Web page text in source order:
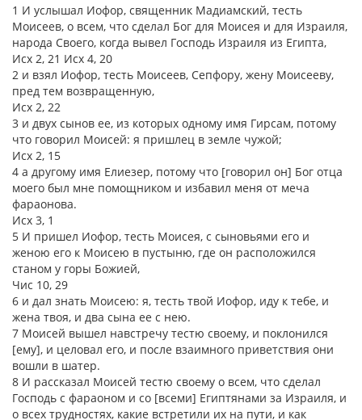
1 И услышал Иофор, священник Мадиамский, тесть
Моисеев, о всем, что сделал Бог для Моисея и для Израиля,
народа Своего, когда вывел Господь Израиля из Египта,
Исх 2, 21 Исх 4, 20
2 и взял Иофор, тесть Моисеев, Сепфору, жену Моисееву,
пред тем возвращенную,
Исх 2, 22
3 и двух сынов ее, из которых одному имя Гирсам, потому
что говорил Моисей: я пришлец в земле чужой;
Исх 2, 15
4 а другому имя Елиезер, потому что [говорил он] Бог отца
моего был мне помощником и избавил меня от меча
фараонова.
Исх 3, 1
5 И пришел Иофор, тесть Моисея, с сыновьями его и
женою его к Моисею в пустыню, где он расположился
станом у горы Божией,
Чис 10, 29
6 и дал знать Моисею: я, тесть твой Иофор, иду к тебе, и
жена твоя, и два сына ее с нею.
7 Моисей вышел навстречу тестю своему, и поклонился
[ему], и целовал его, и после взаимного приветствия они
вошли в шатер.
8 И рассказал Моисей тестю своему о всем, что сделал
Господь с фараоном и со [всеми] Египтянами за Израиля, и
о всех трудностях, какие встретили их на пути, и как